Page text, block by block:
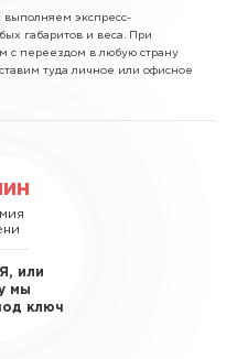
выполняем экспресс-
габаритов и веса. При
с переездом в любую страну
туда личное или офисное
или
мы
ключ